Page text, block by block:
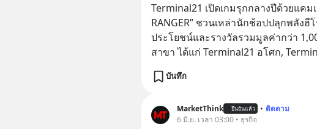
Terminal21 เปิดเกมรุกกลางปีด้วยแคมเ
RANGER” ชวนเหล่านักช้อปปลุกพลัง
ประโยชน์และรางวัลรวมมูลค่ากว่า
สาขา ได้แก่ Terminal21 อโศก,
บันทึก
MarketThink ยืนยันแล้ว • ติดตาม
6 มิ.ย. เวลา 03:00 • ธุรกิจ